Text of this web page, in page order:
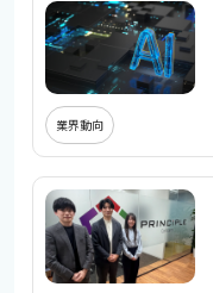
業界動向